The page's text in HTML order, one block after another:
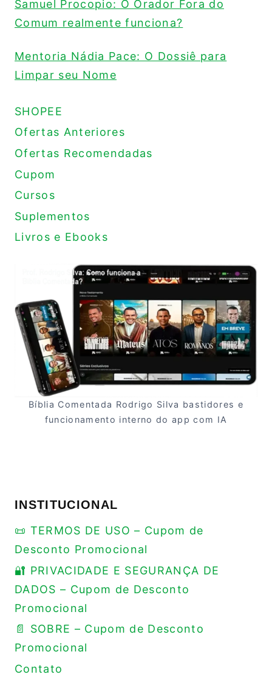
Samuel Procopio: O Orador Fora do
Comum realmente funciona?
Mentoria Nádia Pace: O Dossiê para
Limpar seu Nome
SHOPEE
Ofertas Anteriores
Ofertas Recomendadas
Cupom
Cursos
Suplementos
Livros e Ebooks
Bíblia Comentada Rodrigo Silva bastidores e
funcionamento interno do app com IA
INSTITUCIONAL
📜 TERMOS DE USO – Cupom de
Desconto Promocional
🔐 PRIVACIDADE E SEGURANÇA DE
DADOS – Cupom de Desconto
Promocional
📄 SOBRE – Cupom de Desconto
Promocional
Contato